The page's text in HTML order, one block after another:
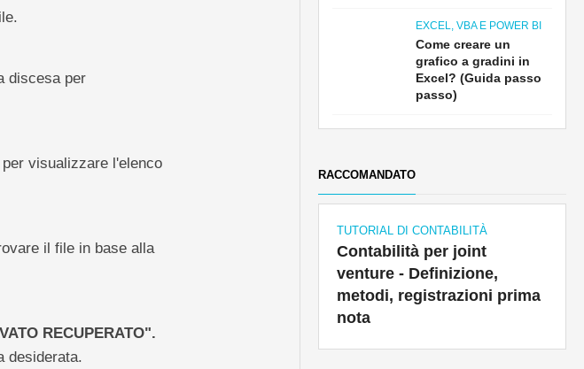
discesa per
visualizzare l'elenco
il file in base alla
RECUPERATO".
desiderata.
EXCEL, VBA E POWER BI
Come creare un
grafico a gradini in
Excel? (Guida passo
passo)
RACCOMANDATO
TUTORIAL DI CONTABILITÀ
Contabilità per joint
venture - Definizione,
metodi, registrazioni prima
nota